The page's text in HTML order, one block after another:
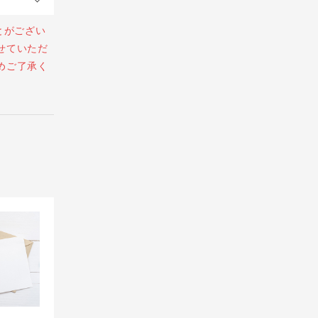
がござい
ていただ
了承く